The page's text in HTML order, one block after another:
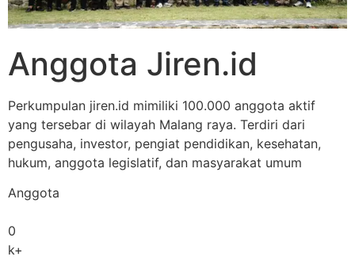
Anggota Jiren.id
Perkumpulan jiren.id mimiliki 100.000 anggota aktif
yang tersebar di wilayah Malang raya. Terdiri dari
pengusaha, investor, pengiat pendidikan, kesehatan,
hukum, anggota legislatif, dan masyarakat umum
Anggota
0
k+